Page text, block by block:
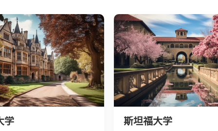
学 斯坦福大学